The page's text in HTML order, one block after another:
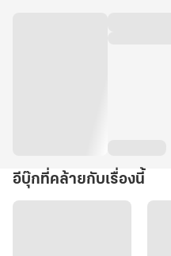
อีบุ๊กที่คล้ายกับเรื่องนี้